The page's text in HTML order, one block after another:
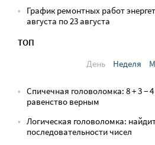
График ремонтных работ
августа по 23 августа
ТОП
День
Неделя
Спичечная головоломка: 8 + 3 −
равенство верным
Логическая головоломка:
последовательности чисел